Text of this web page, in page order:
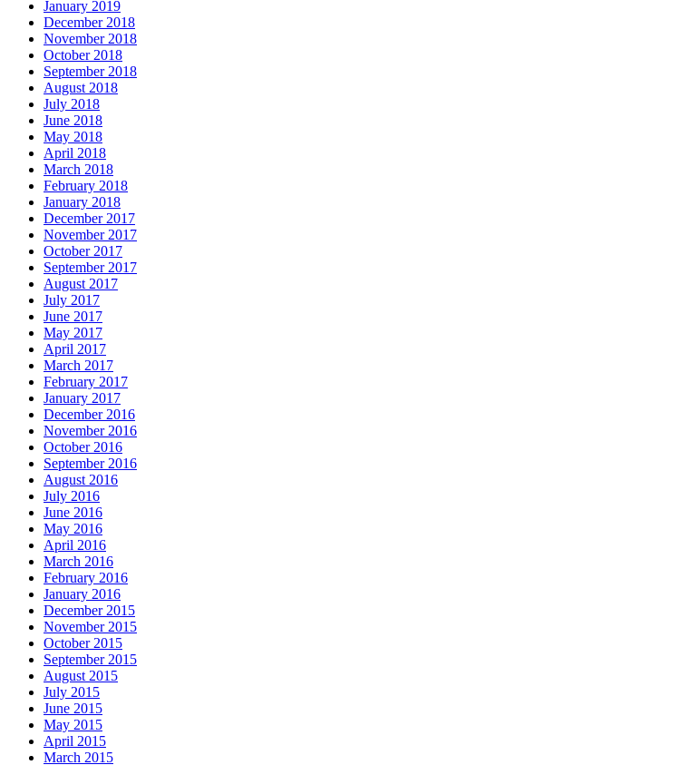
January 2019
December 2018
November 2018
October 2018
September 2018
August 2018
July 2018
June 2018
May 2018
April 2018
March 2018
February 2018
January 2018
December 2017
November 2017
October 2017
September 2017
August 2017
July 2017
June 2017
May 2017
April 2017
March 2017
February 2017
January 2017
December 2016
November 2016
October 2016
September 2016
August 2016
July 2016
June 2016
May 2016
April 2016
March 2016
February 2016
January 2016
December 2015
November 2015
October 2015
September 2015
August 2015
July 2015
June 2015
May 2015
April 2015
March 2015